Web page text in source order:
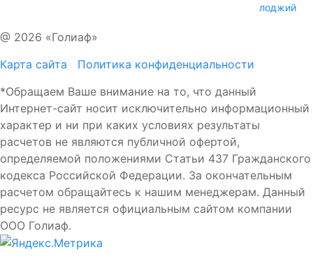
лоджий
@ 2026 «Голиаф»
Карта сайта
Политика конфиденциальности
*Обращаем Ваше внимание на то, что данный
Интернет-сайт носит исключительно информационный
характер и ни при каких условиях результаты
расчетов не являются публичной офертой,
определяемой положениями Статьи 437 Гражданского
кодекса Российской Федерации. За окончательным
расчетом обращайтесь к нашим менеджерам. Данный
ресурс не является официальным сайтом компании
ООО Голиаф.